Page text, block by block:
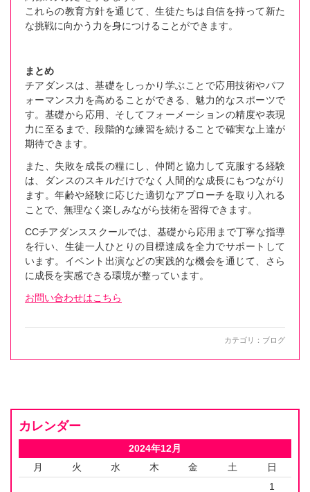
これらの教育方針を通じて、生徒たちは自信を持って新た
な挑戦に向かう力を身につけることができます。
まとめ
チアダンスは、基礎をしっかり学ぶことで応用技術やパフ
ォーマンス力を高めることができる、魅力的なスポーツで
す。基礎から応用、そしてフォーメーションの精度や表現
力に至るまで、段階的な練習を続けることで確実な上達が
期待できます。
また、失敗を成長の糧にし、仲間と協力して克服する経験
は、ダンスのスキルだけでなく人間的な成長にもつながり
ます。年齢や経験に応じた適切なアプローチを取り入れる
ことで、無理なく楽しみながら技術を習得できます。
CCチアダンススクールでは、基礎から応用まで丁寧な指導
を行い、生徒一人ひとりの目標達成を全力でサポートして
います。イベント出演などの実践的な機会を通じて、さら
に成長を実感できる環境が整っています。
お問い合わせはこちら
カテゴリ： ブログ
カレンダー
2024年12月
月
火 水 木 金 土 日
1